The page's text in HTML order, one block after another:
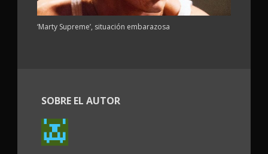
‘Marty Supreme’, situación embarazosa
SOBRE EL AUTOR